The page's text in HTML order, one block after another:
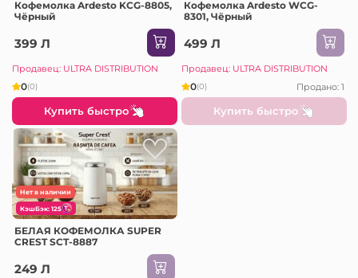
Кофемолка Ardesto KCG-8805,
Чёрный
399 Л
Продавец: ULTRA DISTRIBUTION
0(0)
Купить быстро
Кофемолка Ardesto WCG-
8301, Чёрный
499 Л
Продавец: ULTRA DISTRIBUTION
0(0) Продано: 1
Купить быстро
Нет в наличии
КэшБэк: 125
БЕЛАЯ КОФЕМОЛКА SUPER
CREST SCT-8887
249 Л